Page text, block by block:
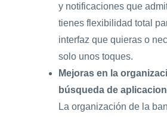
y notificaciones que
tienes flexibilidad total
interfaz que quieras o
solo unos toques.
Mejoras en la
búsqueda de
La organización de la